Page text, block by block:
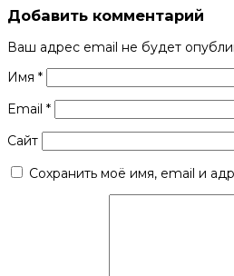
Добавить комментарий
Ваш адрес email не будет
Имя *
Email *
Сайт
Сохранить моё имя, email и